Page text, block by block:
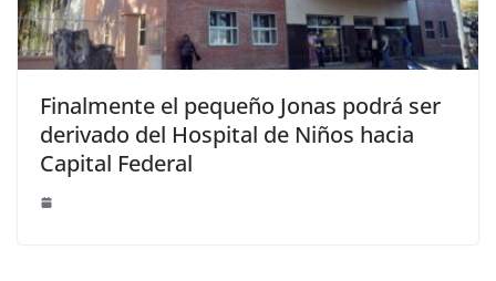
Finalmente el pequeño Jonas podrá ser
derivado del Hospital de Niños hacia
Capital Federal